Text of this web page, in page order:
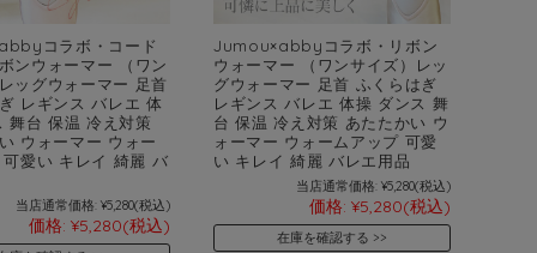
コラボ・コード
ンウォーマー （ワン
ッグウォーマー 足首
レギンス バレエ 体
舞台 保温 冷え対策
ウォーマー ウォー
愛い キレイ 綺麗 バ
当店通常価格: ¥5,280(税込)
価格: ¥5,280(税込)
Jumou×abbyコラボ・リボン
ウォーマー （ワンサイズ）レッ
グウォーマー 足首 ふくらはぎ
レギンス バレエ 体操 ダンス 舞
台 保温 冷え対策 あたたかい ウ
ォーマー ウォームアップ 可愛
い キレイ 綺麗 バレエ用品
当店通常価格: ¥5,280(税込)
価格: ¥5,280(税込)
在庫を確認する